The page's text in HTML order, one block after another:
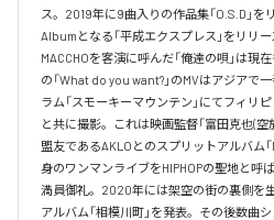
ス。2019年に9曲入りの作品集「O.S.D」
Albumとなる「平成エクスプレス」をリリ
MACCHOを客演に呼んだ「俺達の唄」は
の「What do you want?」のMVはアジアで
ラム「スモーキーマウンテン」にてフィリピ
と共に撮影。これは映画監督「富田克也(空
盟友であるAKLOとのスプリットアルバム
身のワンマンライブをHIPHOPの聖地と呼
満員御礼。2020年には架空の街の裏側を
アルバム「相模川町」を発表。その後数曲